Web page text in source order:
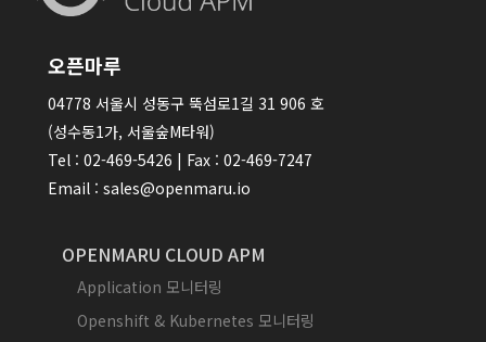
오픈마루
04778 서울시 성동구 뚝섬로1길 31 906 호
(성수동1가, 서울숲M타워)
Tel : 02-469-5426 | Fax : 02-469-7247
Email : sales@openmaru.io
OPENMARU CLOUD APM
Application 모니터링
Openshift & Kubernetes 모니터링